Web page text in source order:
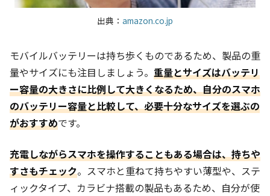
出典： amazon.co.jp
モバイルバッテリーは持ち歩くものであるため、製品の重
量やサイズにも注目しましょう。 重量とサイズはバッテリ
ー容量の大きさに比例して大きくなるため、自分のスマホ
のバッテリー容量と比較して、必要十分なサイズを選ぶの
がおすすめです。
充電しながらスマホを操作することもある場合は、持ちや
すさもチェック。スマホと重ねて持ちやすい薄型や、ステ
ィックタイプ、カラビナ搭載の製品もあるため、自分が使